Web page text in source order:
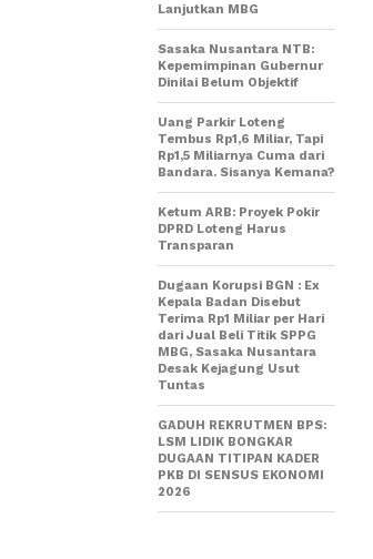
Lanjutkan MBG
Sasaka Nusantara NTB:
Kepemimpinan Gubernur
Dinilai Belum Objektif
Uang Parkir Loteng
Tembus Rp1,6 Miliar, Tapi
Rp1,5 Miliarnya Cuma dari
Bandara. Sisanya Kemana?
Ketum ARB: Proyek Pokir
DPRD Loteng Harus
Transparan
Dugaan Korupsi BGN : Ex
Kepala Badan Disebut
Terima Rp1 Miliar per Hari
dari Jual Beli Titik SPPG
MBG, Sasaka Nusantara
Desak Kejagung Usut
Tuntas
GADUH REKRUTMEN BPS:
LSM LIDIK BONGKAR
DUGAAN TITIPAN KADER
PKB DI SENSUS EKONOMI
2026